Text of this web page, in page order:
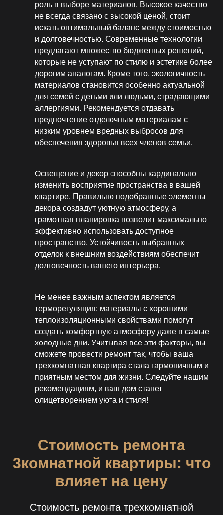
роль в выборе материалов. Высокое качество
не всегда связано с высокой ценой, стоит
искать оптимальный баланс между стоимостью
и долговечностью. Современные технологии
предлагают множество бюджетных решений,
которые не уступают по стилю и эстетике более
дорогим аналогам. Кроме того, экологичность
материалов становится особенно актуальной
для семей с детьми или людьми, страдающими
аллергиями. Рекомендуется отдавать
предпочтение отделочным материалам с
низким уровнем вредных выбросов для
обеспечения здоровья всех членов семьи.
Освещение и декор способны кардинально
изменить восприятие пространства в вашей
квартире. Правильно подобранные элементы
декора создадут уютную атмосферу, а
грамотная планировка позволит максимально
эффективно использовать доступное
пространство. Устойчивость выбранных
отделок к внешним воздействиям обеспечит
долговечность вашего интерьера.
Не менее важным аспектом является
терморегуляция: материалы с хорошими
теплоизоляционными свойствами помогут
создать комфортную атмосферу даже в самые
холодные дни. Учитывая все эти факторы, вы
сможете провести ремонт так, чтобы ваша
трехкомнатная квартира стала гармоничным и
приятным местом для жизни. Следуйте нашим
рекомендациям, и ваш дом станет
олицетворением уюта и стиля!
Стоимость ремонта
3комнатной квартиры: что
влияет на цену
Стоимость ремонта трехкомнатной